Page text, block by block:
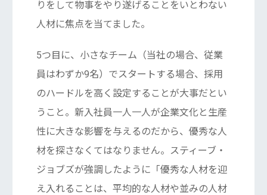
りをして物事をやり遂げることをいとわない
人材に焦点を当てました。
5つ目に、小さなチーム（当社の場合、従業
員はわずか9名）でスタートする場合、採用
のハードルを高く設定することが大事だとい
うこと。新入社員一人一人が企業文化と生産
性に大きな影響を与えるのだから、優秀な人
材を探さなくてはなりません。スティーブ・
ジョブズが強調したように「優秀な人材を迎
え入れることは、平均的な人材や並みの人材